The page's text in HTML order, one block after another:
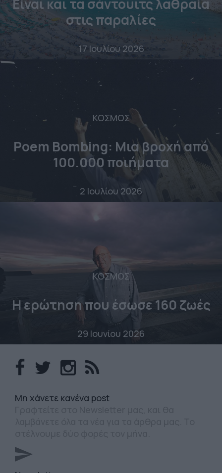
Είναι και τα σάντουιτς λαθραία
στις παραλίες
17 Ιουλίου 2026
ΚΟΣΜΟΣ
Poem Bombing: Mια βροχή από
100.000 ποιήματα
2 Ιουλίου 2026
ΚΟΣΜΟΣ
Η ερώτηση που έσωσε 160 ζωές
29 Ιουνίου 2026
Mη χάνετε κανένα post